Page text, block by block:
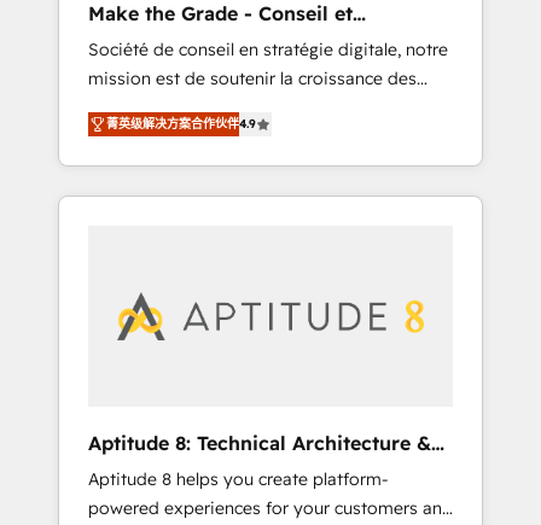
objectifs d’entreprise. Grâce à une
méthodologie éprouvée auprès de plus de
400 clients, nous comprenons rapidement
vos enjeux et intégrons parfaitement
HubSpot dans votre organisation. Pour toute
question technique ou besoin de
structuration de votre projet HubSpot,
Make the Grade - Conseil et
intégrateur HubSpot
Société de conseil en stratégie digitale, notre
mission est de soutenir la croissance des
entreprises B2B à travers l’acquisition de
nouveaux clients, l'intégration CRM et le
développement des revenus auprès de vos
comptes existants. En France et à
digitale et des startups florissantes. Nos 3
grandes expertises sont : ➤ L’intégration de
synchronisation API, audit et maintenance) ➤
La création de sites internet de conversion
qui transforment les visiteurs en
菁英级解决方案合作伙伴4.9
Aptitude 8: Technical Architecture &
Deployment
Aptitude 8 helps you create platform-
powered experiences for your customers and